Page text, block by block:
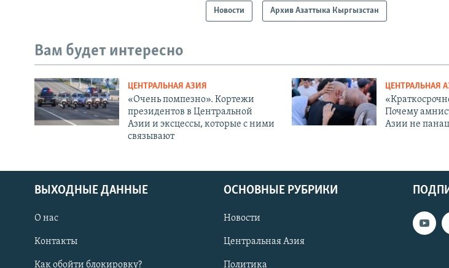
Новости Архив Азаттыка Кыргызстан
Вам будет интересно
ЦЕНТРАЛЬНАЯ АЗИЯ
«Очень помпезно». Кортежи
президентов в Центральной
Азии и эксцессы, которые с ними
связывают
ЦЕНТРАЛЬНАЯ
Почему
Азии не
ВЫХОДНЫЕ ДАННЫЕ
О нас
Контакты
Как обойти блокировку?
ОСНОВНЫЕ РУБРИКИ
Новости
Центральная Азия
Политика